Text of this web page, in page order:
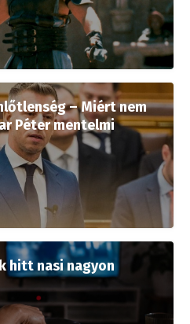
– Miért nem
Péter mentelmi
hitt nasi nagyon